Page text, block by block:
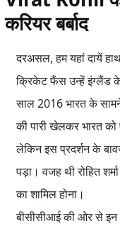
करियर बर्बाद
दरअसल, हम यहां दायें
क्रिकेट फैंस उन्हें इंग्लैंड
साल 2016 भारत के
की पारी खेलकर भारत को
लेकिन इस प्रदर्शन के
पड़ा। वजह थी रोहित
का शामिल होना।
बीसीसीआई की ओर से इन